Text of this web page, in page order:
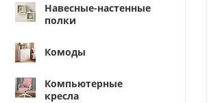
Навесные-настенные
полки
Комоды
Компьютерные
кресла